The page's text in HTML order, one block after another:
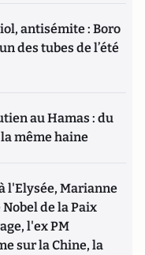
antisémite : Boro
des tubes de l’été
au Hamas : du
la même haine
l'Elysée, Marianne
de la Paix
l'ex PM
sur la Chine, la